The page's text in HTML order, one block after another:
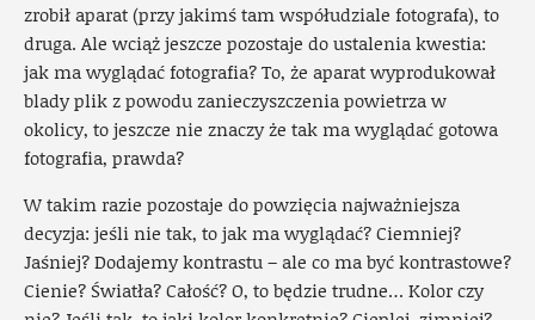
zrobił aparat (przy jakimś tam współudziale fotografa), to
druga. Ale wciąż jeszcze pozostaje do ustalenia kwestia:
jak ma wyglądać fotografia? To, że aparat wyprodukował
blady plik z powodu zanieczyszczenia powietrza w
okolicy, to jeszcze nie znaczy że tak ma wyglądać gotowa
fotografia, prawda?
W takim razie pozostaje do powzięcia najważniejsza
decyzja: jeśli nie tak, to jak ma wyglądać? Ciemniej?
Jaśniej? Dodajemy kontrastu – ale co ma być kontrastowe?
Cienie? Światła? Całość? O, to będzie trudne… Kolor czy